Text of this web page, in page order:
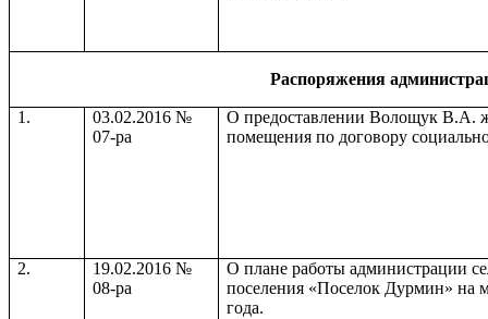
Распоряжения
1.
03.02.2016 №
07-ра
О предоставлении Волощук В.А.
помещения по договору
2.
19.02.2016 №
08-ра
О плане работы администрации
поселения «Поселок Дурмин» на
года.